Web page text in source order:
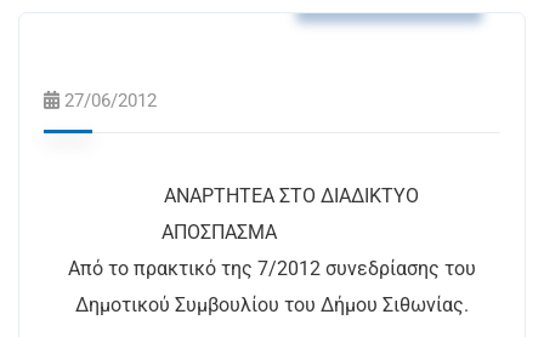
27/06/2012
ΑΝΑΡΤΗΤΕΑ ΣΤΟ ΔΙΑΔΙΚΤΥΟ
ΑΠΟΣΠΑΣΜΑ
Από το πρακτικό της 7/2012 συνεδρίασης του
Δημοτικού Συμβουλίου του Δήμου Σιθωνίας.